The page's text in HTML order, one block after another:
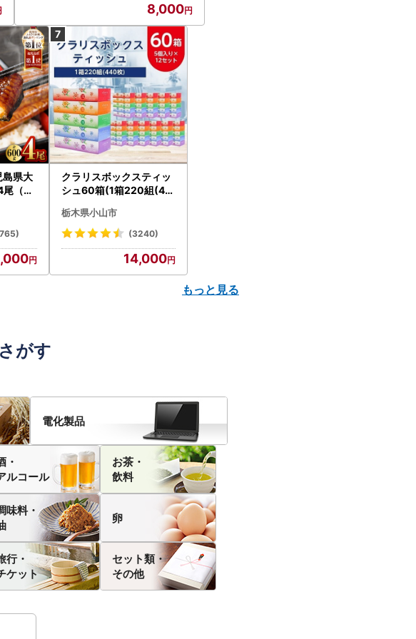
8,000
島県大
（60
菜 総
クラリスボックスティッ
シュ60箱(1箱220組(44
ト)【配送不可地域：離島
・沖縄県】【1256759】
栃木県小山市
(3240)
14,000
もっと見る
がす
電化製品
・
ルコール
お茶・
飲料
味料・
卵
行・
ケット
セット類・
その他